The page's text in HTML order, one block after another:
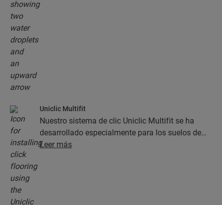
limpieza en gran medida!
Uniclic Multifit
Nuestro sistema de clic Uniclic Multifit se ha
desarrollado especialmente para los suelos de
Quick-Step. Gracias a él, la instalación es rápida
Leer más